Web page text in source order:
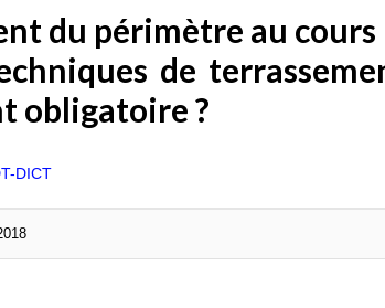
du périmètre au
de
obligatoire ?
DICT